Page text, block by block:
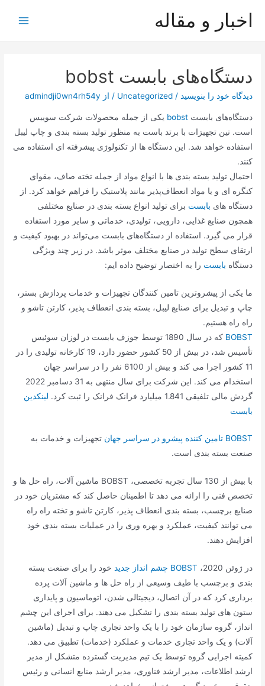
اخبار و مقاله
دستگاه‌های بابست bobst
دیدگاه‌ خود را بنویسید /
Uncategorized / از admindji0wn4rh54y
دستگاه‌های بابستbobst یکی از جمله محصولات شرکت سوییس
است. تین تجهیزات با برتد باست به منظور تولید بسته‌ بندی و چاپ لیبل
استفاده خواهد شد. این دستگاه‌ ها از تکنولوژی پیشرفته‌ ای استفاده می‌
کنند.
احتمال تولید بسته‌ بندی ها با انواع مواد از جمله تخته صاف، مقوای
کنگره‌ ای و یا مواد انعطاف‌پذیر مانند پلاستیک را فراهم خواهد کرد. از
دستگاه‌ های بابست برای تولید انواع بسته‌ بندی در صنایع مختلفی
همچون صنایع غذایی، دارویی، تولیدی، خدماتی و سایر مورد استفاده
قرار می گیرد. استفاده از دستگاه‌های بابست می‌تواند در بهبود کیفیت و
ارتقای سطح تولید در صنایع مختلف موثر باشد. در زیر چند ویژگی
دستگاه بابست را به اختصار توضیح داده ایم:
ما یکی از پیشروترین تامین کنندگان تجهیزات و خدمات پردازش بستر،
چاپ و تبدیل برای صنایع لیبل، بسته بندی انعطاف پذیر، کارتن تاشو و
راه راه هستیم.
BOBST
که در سال 1890 توسط جوزف بابست در لوزان سوئیس
تأسیس شد، در بیش از 50 کشور حضور دارد، 19 کارخانه تولیدی را در
11 کشور اجرا می کند و بیش از 6100 نفر را در سراسر جهان
استخدام می کند. این شرکت برای سال منتهی به 31 دسامبر 2022
گردش مالی تلفیقی 1.841 میلیارد فرانک فرانک را ثبت کرد.
لینکدین
بابست
BOBST تامین کننده پیشرو در سراسر جهان
تجهیزات و خدمات به
صنعت بسته بندی است.
با بیش از 130 سال تجربه تخصصی، BOBST ماشین آلات، راه حل ها و
تخصص فنی را ارائه می دهد تا اطمینان حاصل کند که مشتریان خود در
صنایع برچسب، بسته بندی انعطاف پذیر، کارتن تاشو و تخته راه راه
می توانند کیفیت، عملکرد و بهره وری را در عملیات بسته بندی خود
افزایش دهند.
در ژوئن 2020، BOBST چشم انداز جدید
خود را برای صنعت بسته
بندی و برچسب با طیف وسیعی از راه حل ها و ماشین آلات پرده
برداری کرد که در آن اتصال، دیجیتالی شدن، اتوماسیون و پایداری
ستون های تولید بسته بندی را تشکیل می دهند. برای اجرای این چشم
انداز، گروه سازمان خود را با یک واحد تجاری چاپ و تبدیل (ماشین
آلات) و یک واحد تجاری خدمات و عملکرد (خدمات) تطبیق می دهد.
کمیته اجرایی گروه توسط یک تیم مدیریت گسترده متشکل از مدیر
ارشد اطلاعات، مدیر ارشد فناوری، مدیر ارشد منابع انسانی و رئیس